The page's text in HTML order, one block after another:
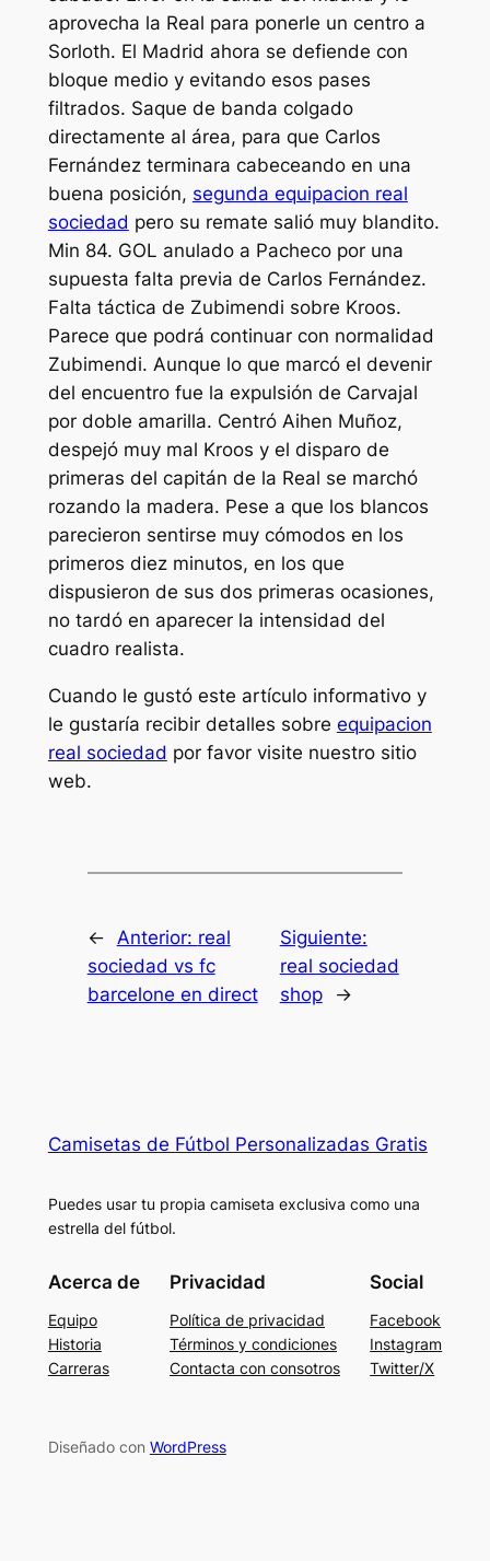
aprovecha la Real para ponerle un centro a
Sorloth. El Madrid ahora se defiende con
bloque medio y evitando esos pases
filtrados. Saque de banda colgado
directamente al área, para que Carlos
Fernández terminara cabeceando en una
buena posición, segunda equipacion real
sociedad pero su remate salió muy blandito.
Min 84. GOL anulado a Pacheco por una
supuesta falta previa de Carlos Fernández.
Falta táctica de Zubimendi sobre Kroos.
Parece que podrá continuar con normalidad
Zubimendi. Aunque lo que marcó el devenir
del encuentro fue la expulsión de Carvajal
por doble amarilla. Centró Aihen Muñoz,
despejó muy mal Kroos y el disparo de
primeras del capitán de la Real se marchó
rozando la madera. Pese a que los blancos
parecieron sentirse muy cómodos en los
primeros diez minutos, en los que
dispusieron de sus dos primeras ocasiones,
no tardó en aparecer la intensidad del
cuadro realista.
Cuando le gustó este artículo informativo y
le gustaría recibir detalles sobre equipacion
real sociedad por favor visite nuestro sitio
web.
← Anterior: real
sociedad vs fc
barcelone en direct
Siguiente:
real sociedad
shop
→
Camisetas de Fútbol Personalizadas Gratis
Puedes usar tu propia camiseta exclusiva como una
estrella del fútbol.
Acerca de
Equipo
Historia
Carreras
Privacidad
Política de privacidad
Términos y condiciones
Contacta con consotros
Social
Facebook
Instagram
Twitter/X
Diseñado con WordPress